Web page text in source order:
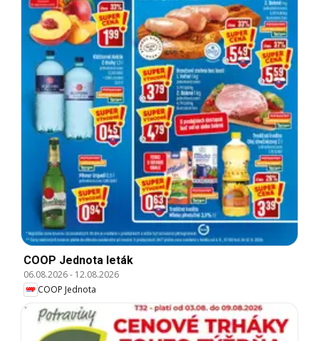
COOP Jednota leták
06.08.2026- 12.08.2026
COOP Jednota